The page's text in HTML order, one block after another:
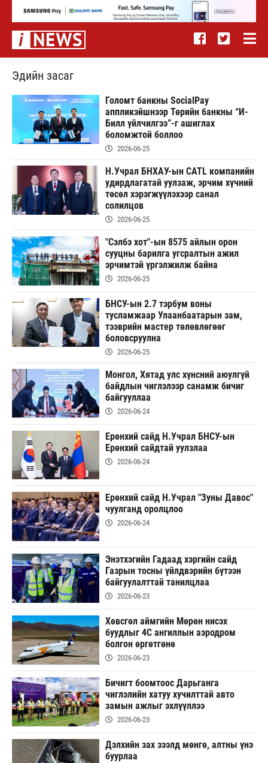
Эдийн засаг
Голомт банкны SocialPay
аппликэйшнээр Төрийн банкны “И-
Билл үйлчилгээ”-г ашиглах
боломжтой боллоо
2026-06-25
Н.Учрал БНХАУ-ын CATL компанийн
удирдлагатай уулзаж, эрчим хүчний
төсөл хэрэгжүүлэхээр санал
солилцов
2026-06-25
"Сэлбэ хот"-ын 8575 айлын орон
сууцны барилга угсралтын ажил
эрчимтэй үргэлжилж байна
2026-06-25
БНСУ-ын 2.7 тэрбум воны
тусламжаар Улаанбаатарын зам,
тээврийн мастер төлөвлөгөөг
боловсруулна
2026-06-25
Монгол, Хятад улс хүнсний аюулгүй
байдлын чиглэлээр санамж бичиг
байгууллаа
2026-06-24
Ерөнхий сайд Н.Учрал БНСУ-ын
Ерөнхий сайдтай уулзлаа
2026-06-24
Ерөнхий сайд Н.Учрал "Зуны Давос"
чуулганд оролцлоо
2026-06-24
Энэтхэгийн Гадаад хэргийн сайд
Газрын тосны үйлдвэрийн бүтээн
байгуулалттай танилцлаа
2026-06-23
Хөвсгөл аймгийн Мөрөн нисэх
буудлыг 4С ангиллын аэродром
болгон өргөтгөнө
2026-06-23
Бичигт боомтоос Дарьганга
чиглэлийн хатуу хучилттай авто
замын ажлыг эхлүүллээ
2026-06-23
Дэлхийн зах зээлд мөнгө, алтны үнэ
буурлаа